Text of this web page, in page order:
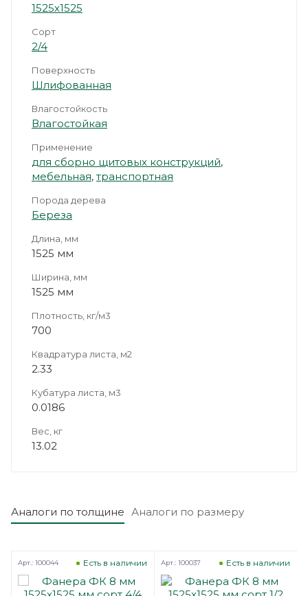
1525х1525
Сорт
2/4
Поверхность
Шлифованная
Влагостойкость
Влагостойкая
Применение
для сборно щитовых конструкций,
мебельная,транспортная
Порода дерева
Береза
Длина, мм
1525 мм
Ширина, мм
1525 мм
Плотность, кг/м3
700
Квадратура листа, м2
2.33
Кубатура листа, м3
0.0186
Вес, кг
13.02
Аналоги по толщине Аналоги по размеру
Есть в наличии
Арт.: 100044 Есть в наличии
Арт.: 100037